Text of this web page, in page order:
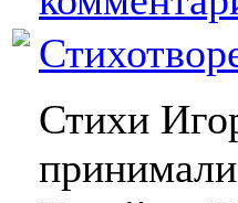
Стихи